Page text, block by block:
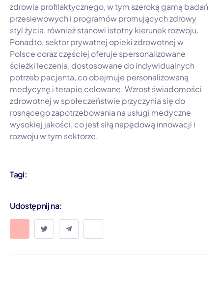
zdrowia profilaktycznego, w tym szeroką gamą badań
przesiewowych i programów promujących zdrowy
styl życia, również stanowi istotny kierunek rozwoju.
Ponadto, sektor prywatnej opieki zdrowotnej w
Polsce coraz częściej oferuje spersonalizowane
ścieżki leczenia, dostosowane do indywidualnych
potrzeb pacjenta, co obejmuje personalizowaną
medycynę i terapie celowane. Wzrost świadomości
zdrowotnej w społeczeństwie przyczynia się do
rosnącego zapotrzebowania na usługi medyczne
wysokiej jakości, co jest siłą napędową innowacji i
rozwoju w tym sektorze.
Tagi:
Udostępnij na: